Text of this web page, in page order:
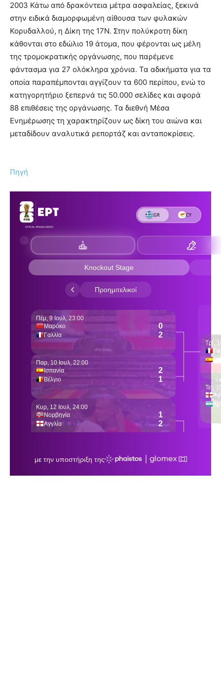
2003 Κάτω από δρακόντεια μέτρα ασφαλείας, ξεκινά
στην ειδικά διαμορφωμένη αίθουσα των φυλακών
Κορυδαλλού, η Δίκη της 17Ν. Στην πολύκροτη δίκη
κάθονται στο εδώλιο 19 άτομα, που φέρονται ως μέλη
της τρομοκρατικής οργάνωσης, που παρέμενε
φάντασμα για 27 ολόκληρα χρόνια. Τα αδικήματα για τα
οποία παραπέμπονται αγγίζουν τα 600 περίπου, ενώ το
κατηγορητήριο ξεπερνά τις 50.000 σελίδες και αφορά
88 επιθέσεις της οργάνωσης. Τα διεθνή Μέσα
Ενημέρωσης τη χαρακτηρίζουν ως δίκη του αιώνα και
μεταδίδουν αναλυτικά ρεπορτάζ και ανταποκρίσεις.
Πηγή